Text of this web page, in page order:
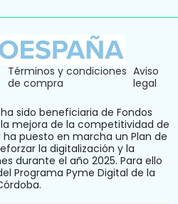
Términos y condiciones
de compra
Aviso
legal
sido beneficiaria de Fondos
mejora de la competitividad de
ha puesto en marcha un Plan de
la digitalización y la
durante el año 2025. Para ello
Programa Pyme Digital de la